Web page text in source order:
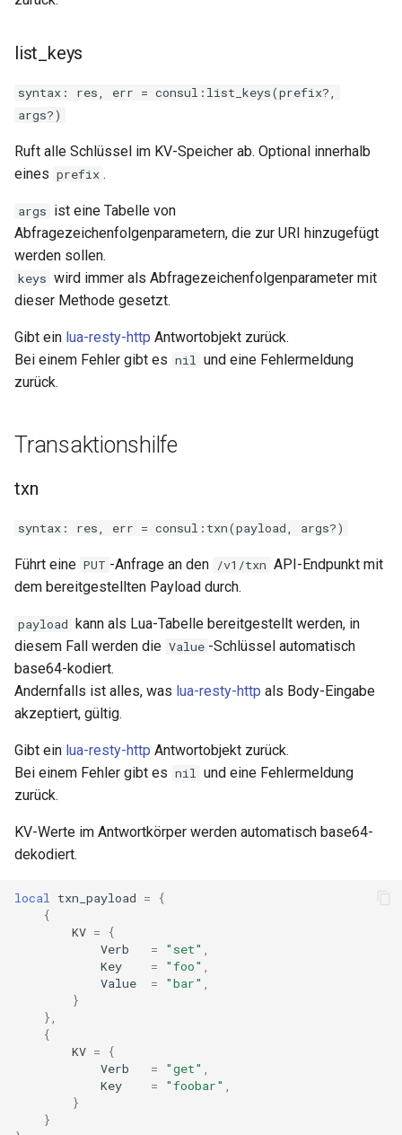
sysguard
teslagov-jwt
testcookie
trim
ts
unbrotli
unzstd
upload-progress
upload
upstream-dynamic
upstream-fair
upstream-jdomain
upsync
var
vod
vts
waf
wasm-wasmtime
list_keys
syntax: res, err = consul:list_keys(prefix?,
args?)
Ruft alle Schlüssel im KV-Speicher ab. Optional innerhalb
eines prefix .
args ist eine Tabelle von
Abfragezeichenfolgenparametern, die zur URI hinzugefügt
werden sollen.
keys wird immer als Abfragezeichenfolgenparameter mit
dieser Methode gesetzt.
Gibt ein lua-resty-http Antwortobjekt zurück.
Bei einem Fehler gibt es nil und eine Fehlermeldung
zurück.
Transaktionshilfe
txn
syntax: res, err = consul:txn(payload, args?)
Führt eine PUT -Anfrage an den /v1/txn API-Endpunkt mit
dem bereitgestellten Payload durch.
payload kann als Lua-Tabelle bereitgestellt werden, in
diesem Fall werden die Value -Schlüssel automatisch
base64-kodiert.
Andernfalls ist alles, was lua-resty-http als Body-Eingabe
akzeptiert, gültig.
Gibt ein lua-resty-http Antwortobjekt zurück.
Bei einem Fehler gibt es nil und eine Fehlermeldung
zurück.
KV-Werte im Antwortkörper werden automatisch base64-
dekodiert.
local txn_payload =
{
{
KV =
{
Verb
= "set"
Key
= "foo"
Value
= "bar"
}
},
{
KV =
{
Verb
= "get"
Key
= "foobar"
}
}